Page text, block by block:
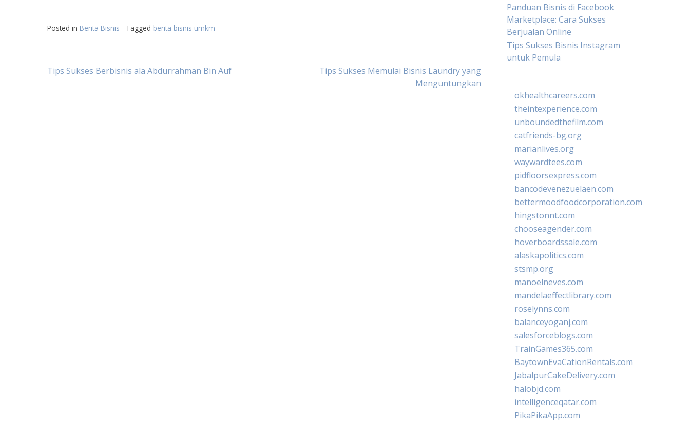
Posted in Berita Bisnis Tagged berita bisnis umkm
Post
Tips Sukses Berbisnis ala Abdurrahman Bin Auf
Tips Sukses Memulai Bisnis Laundry yang
Menguntungkan
Panduan Bisnis di Facebook
Marketplace: Cara Sukses
Berjualan Online
Tips Sukses Bisnis Instagram
untuk Pemula
okhealthcareers.com
theintexperience.com
unboundedthefilm.com
catfriends-bg.org
marianlives.org
waywardtees.com
pidfloorsexpress.com
bancodevenezuelaen.com
bettermoodfoodcorporation.com
hingstonnt.com
chooseagender.com
hoverboardssale.com
alaskapolitics.com
stsmp.org
manoelneves.com
mandelaeffectlibrary.com
roselynns.com
balanceyoganj.com
salesforceblogs.com
TrainGames365.com
BaytownEvaCationRentals.com
JabalpurCakeDelivery.com
halobjd.com
intelligenceqatar.com
PikaPikaApp.com